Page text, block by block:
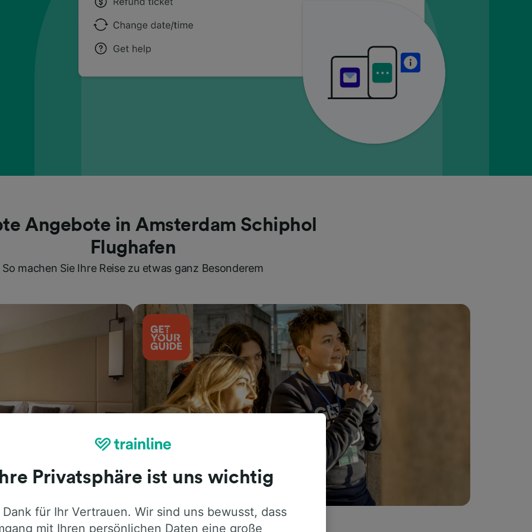
Angebote in Amsterdam Schiphol
Flughafen
So machen Sie Ihre Reise zu etwas ganz Besonderem
Aktivitäten
Ihre Privatsphäre ist uns wichtig
für Ihr Vertrauen. Wir sind uns bewusst, dass
mit Ihren persönlichen Daten eine große